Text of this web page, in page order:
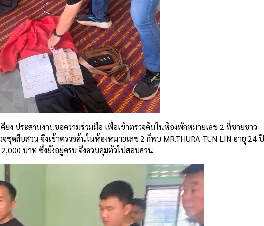
ง ประสานงานขอความร่วมมือ เพื่อเข้าตรวจค้นในห้องพักหมายเลข 2 ที่ชายชาว
ดสืบสวน จึงเข้าตรวจค้นในห้องหมายเลข 2 ก็พบ MR.THURA TUN LIN อายุ 24 ปี
บาท ซึ่งยังอยู่ครบ จึงควบคุมตัวไปสอบสวน